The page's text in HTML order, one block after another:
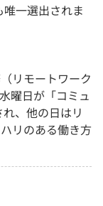
一選出されま
リモートワーク
曜日が「コミュ
、他の日はリ
リのある働き方